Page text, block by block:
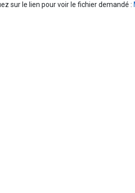
sur le lien pour voir le fichier demandé :